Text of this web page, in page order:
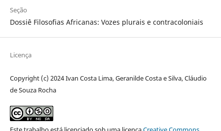
Seção
Dossiê Filosofias Africanas: Vozes plurais e contracoloniais
Licença
Copyright (c) 2024 Ivan Costa Lima, Geranilde Costa e Silva, Cláudio
de Souza Rocha